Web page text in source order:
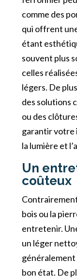
comme des
qui offrent
étant
souvent plus
celles
légers. De
des solutions
ou des
garantir votre
la lumière et
Un
coûteux
bois ou la
entretenir.
un léger
bon état. De